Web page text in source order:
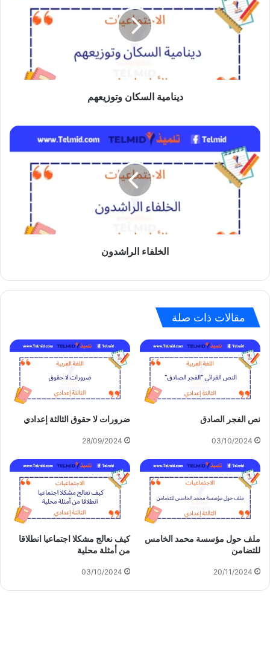
وتوزيعهم
دينامية السكان وتوزيعهم
الخلفاء
الراشدون
الخلفاء الراشدون
مقالات ذات صلة
نص الفجر الصادق
03/10/2024
ضرورات لا حقوق الثالثة إعدادي
28/09/2024
ملف حول مؤسسة محمد الخامس
للتضامن
20/11/2024
كيف نعالج مشكلا اجتماعيا انطلاقا
من أمثلة محلية
03/10/2024